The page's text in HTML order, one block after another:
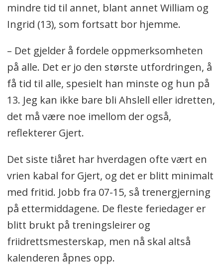
mindre tid til annet, blant annet William og
Ingrid (13), som fortsatt bor hjemme.
– Det gjelder å fordele oppmerksomheten
på alle. Det er jo den største utfordringen, å
få tid til alle, spesielt han minste og hun på
13. Jeg kan ikke bare bli Ahslell eller idretten,
det må være noe imellom der også,
reflekterer Gjert.
Det siste tiåret har hverdagen ofte vært en
vrien kabal for Gjert, og det er blitt minimalt
med fritid. Jobb fra 07-15, så trenergjerning
på ettermiddagene. De fleste feriedager er
blitt brukt på treningsleirer og
friidrettsmesterskap, men nå skal altså
kalenderen åpnes opp.